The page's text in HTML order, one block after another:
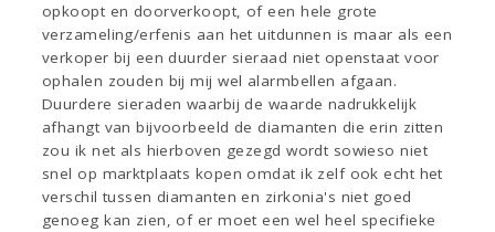
opkoopt en doorverkoopt, of een hele grote
verzameling/erfenis aan het uitdunnen is maar als een
verkoper bij een duurder sieraad niet openstaat voor
ophalen zouden bij mij wel alarmbellen afgaan.
Duurdere sieraden waarbij de waarde nadrukkelijk
afhangt van bijvoorbeeld de diamanten die erin zitten
zou ik net als hierboven gezegd wordt sowieso niet
snel op marktplaats kopen omdat ik zelf ook echt het
verschil tussen diamanten en zirkonia's niet goed
genoeg kan zien, of er moet een wel heel specifieke